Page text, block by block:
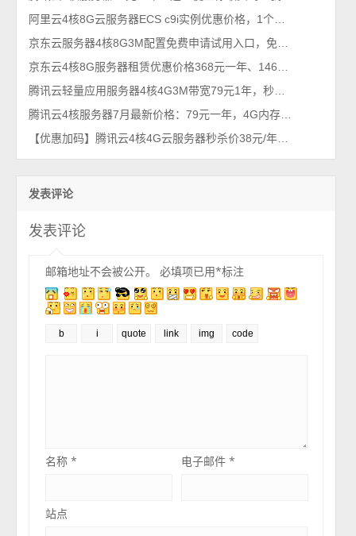
发表评论
发表评论
邮箱地址不会被公开。 必填项已用*标注
名称* 电子邮件*
站点